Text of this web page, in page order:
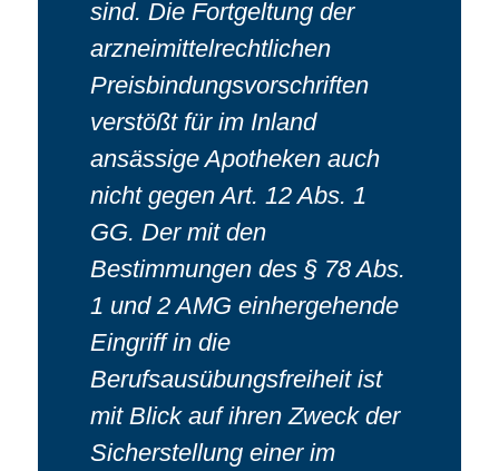
sind. Die Fortgeltung der
arzneimittelrechtlichen
Preisbindungsvorschriften
verstößt für im Inland
ansässige Apotheken auch
nicht gegen Art. 12 Abs. 1
GG. Der mit den
Bestimmungen des § 78 Abs.
1 und 2 AMG einhergehende
Eingriff in die
Berufsausübungsfreiheit ist
mit Blick auf ihren Zweck der
Sicherstellung einer im